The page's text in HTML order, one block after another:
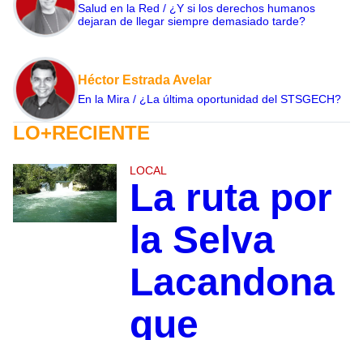
Salud en la Red / ¿Y si los derechos humanos
dejaran de llegar siempre demasiado tarde?
Héctor Estrada Avelar
En la Mira / ¿La última oportunidad del STSGECH?
LO+RECIENTE
LOCAL
La ruta por
la Selva
Lacandona
que